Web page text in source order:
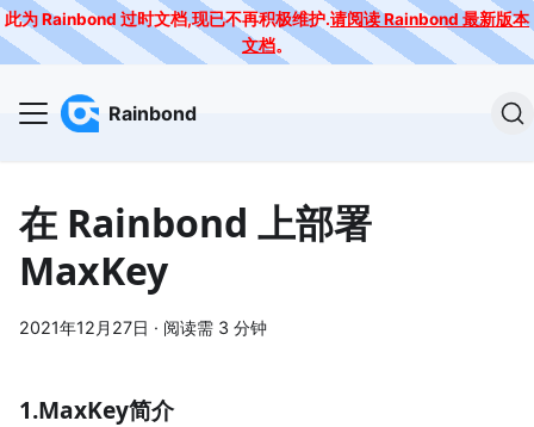
此为 Rainbond 过时文档,现已不再积极维护.请阅读 Rainbond 最新版本
文档。
Rainbond
在 Rainbond 上部署
MaxKey
2021年12月27日 · 阅读需 3 分钟
1.MaxKey简介